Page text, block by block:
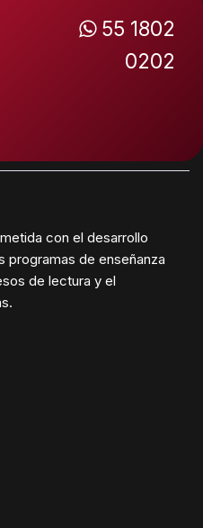
55 1802
0202
con el desarrollo
programas de enseñanza
de lectura y el